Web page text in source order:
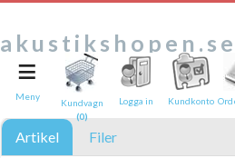
akustikshopen.se
Artikel Filer
≡
Meny
Kundvagn
(0)
Logga in Kundkonto
Tipsa en
e-post*